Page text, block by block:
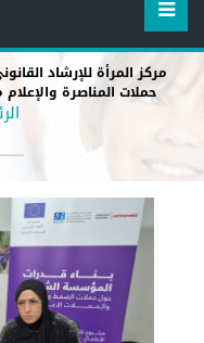
مركز المرأة للإرشاد
حملات المناصرة